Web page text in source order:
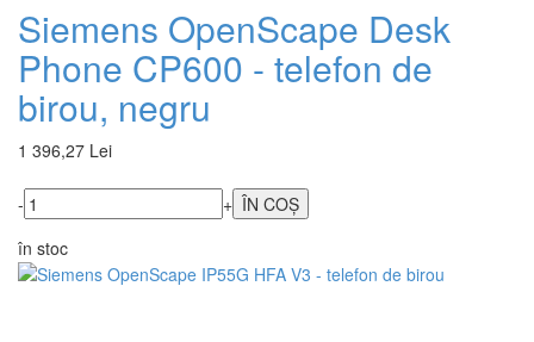
Siemens OpenScape Desk
Phone CP600 - telefon de
birou, negru
1 396,27 Lei
-
+
în stoc